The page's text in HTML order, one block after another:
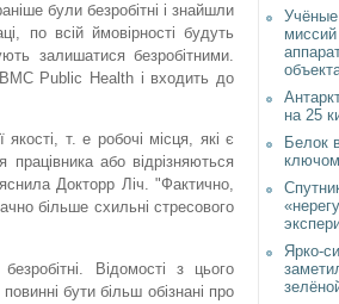
були безробітні і знайшли
по всій ймовірності будуть
залишатися безробітними.
Public Health і входить до
т. е робочі місця, які є
або відрізняються
Докторр Ліч. "Фактично,
більше схильні стресового
Відомості з цього
бути більш обізнані про
на 25
Белок
Ярко-